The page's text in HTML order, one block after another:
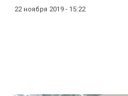
22 ноября 2019 - 15:22